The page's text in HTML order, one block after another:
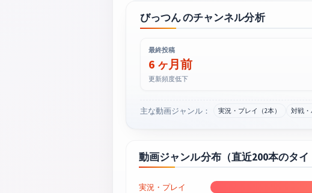
びっつん のチャンネル分析
最終投稿
6 ヶ月前
更新頻度低下
主な動画ジャンル： 実況・プレイ（2本） 対戦・
動画ジャンル分布（直近200本のタイ
実況・プレイ